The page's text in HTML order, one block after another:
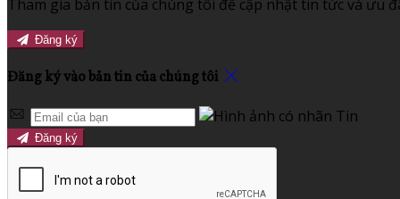
Tham gia bản tin của chúng tôi để cập nhật tin tức và ưu
Đăng ký
Đăng ký vào bản tin của chúng tôi
Đăng ký